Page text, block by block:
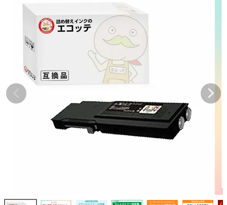
初心者用セット
キャノンインク
エプソンインク
ブラザーインク
詰め替えインク
互換インクボトル
互換インクカートリッジ
再生インクカートリッジ